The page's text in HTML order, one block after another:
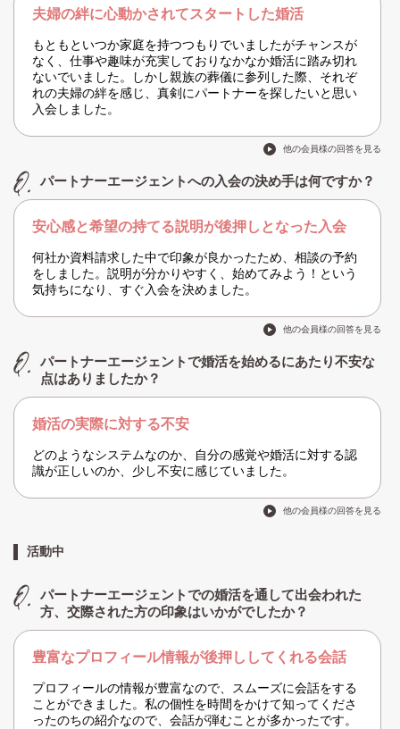
夫婦の絆に心動かされてスタートした婚活
もともといつか家庭を持つつもりでいましたがチャンスが
なく、仕事や趣味が充実しておりなかなか婚活に踏み切れ
ないでいました。しかし親族の葬儀に参列した際、それぞ
れの夫婦の絆を感じ、真剣にパートナーを探したいと思い
入会しました。
他の会員様の回答を見る
パートナーエージェントへの入会の決め手は何ですか？
安心感と希望の持てる説明が後押しとなった入会
何社か資料請求した中で印象が良かったため、相談の予約
をしました。説明が分かりやすく、始めてみよう！という
気持ちになり、すぐ入会を決めました。
他の会員様の回答を見る
パートナーエージェントで婚活を始めるにあたり不安な
点はありましたか？
婚活の実際に対する不安
どのようなシステムなのか、自分の感覚や婚活に対する認
識が正しいのか、少し不安に感じていました。
他の会員様の回答を見る
活動中
パートナーエージェントでの婚活を通して出会われた
方、交際された方の印象はいかがでしたか？
豊富なプロフィール情報が後押ししてくれる会話
プロフィールの情報が豊富なので、スムーズに会話をする
ことができました。私の個性を時間をかけて知ってくださ
ったのちの紹介なので、会話が弾むことが多かったです。